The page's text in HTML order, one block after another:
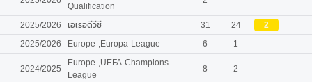
Qualification
2025/2026 เอเรอดีวีซี 31 24
2
2025/2026
Europe ,Europa League 6
1
2024/2025
Europe ,UEFA Champions
League
8
2